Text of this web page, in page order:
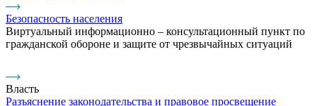
Безопасность населения
Виртуальный информационно – консультационный пункт по
гражданской обороне и защите от чрезвычайных ситуаций
Власть
Разъяснение законодательства и правовое просвещение